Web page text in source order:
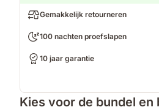
Gemakkelijk retourneren
100 nachten proefslapen
10 jaar garantie
Kies voor de bundel en